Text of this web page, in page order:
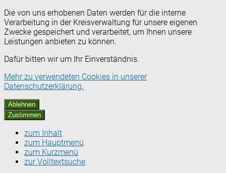
Die von uns erhobenen Daten werden für die interne
Verarbeitung in der Kreisverwaltung für unsere eigenen
Zwecke gespeichert und verarbeitet, um Ihnen unsere
Leistungen anbieten zu können.
Dafür bitten wir um Ihr Einverständnis.
Mehr zu verwendeten Cookies in unserer
Datenschutzerklärung.
Ablehnen
Zustimmen
zum Inhalt
zum Hauptmenü
zum Kurzmenü
zur Volltextsuche